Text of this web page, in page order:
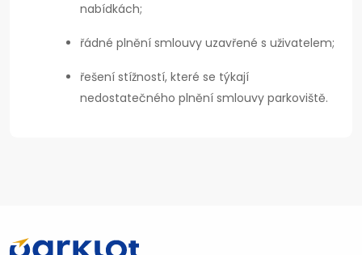
nabídkách;
řádné plnění smlouvy uzavřené s uživatelem;
řešení stížností, které se týkají
nedostatečného plnění smlouvy parkoviště.